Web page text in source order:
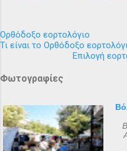
Ορθόδοξο εορτολόγιο
Τι είναι το Ορθόδοξο
Επιλογή
Φωτογραφίες